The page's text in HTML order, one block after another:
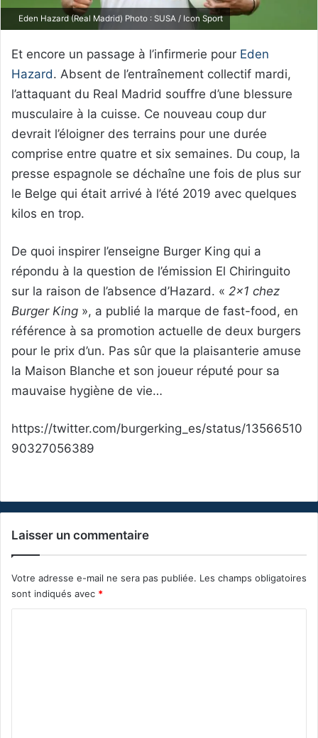
Eden Hazard (Real Madrid) Photo : SUSA / Icon Sport
Et encore un passage à l’infirmerie pour Eden
Hazard. Absent de l’entraînement collectif mardi,
l’attaquant du Real Madrid souffre d’une blessure
musculaire à la cuisse. Ce nouveau coup dur
devrait l’éloigner des terrains pour une durée
comprise entre quatre et six semaines. Du coup, la
presse espagnole se déchaîne une fois de plus sur
le Belge qui était arrivé à l’été 2019 avec quelques
kilos en trop.
De quoi inspirer l’enseigne Burger King qui a
répondu à la question de l’émission El Chiringuito
sur la raison de l’absence d’Hazard. « 2×1 chez
Burger King », a publié la marque de fast-food, en
référence à sa promotion actuelle de deux burgers
pour le prix d’un. Pas sûr que la plaisanterie amuse
la Maison Blanche et son joueur réputé pour sa
mauvaise hygiène de vie…
https://twitter.com/burgerking_es/status/13566510
90327056389
Laisser un commentaire
Votre adresse e-mail ne sera pas publiée. Les champs obligatoires
sont indiqués avec *